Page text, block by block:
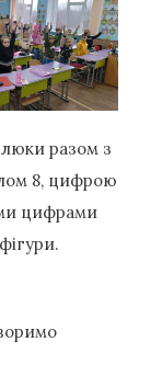
разом з
8, цифрою
цифрами